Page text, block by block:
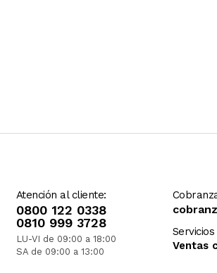
Atención al cliente:
0800 122 0338
0810 999 3728
LU-VI de 09:00 a 18:00
SA de 09:00 a 13:00
Ventas